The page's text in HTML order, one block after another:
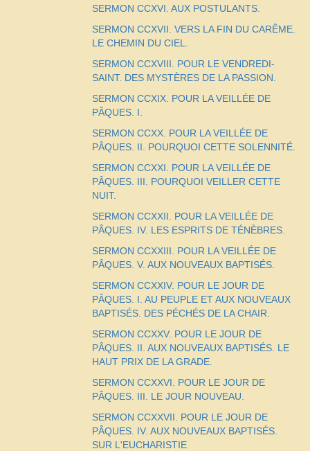
SERMON CCXVI. AUX POSTULANTS.
SERMON CCXVII. VERS LA FIN DU CARÊME.
LE CHEMIN DU CIEL.
SERMON CCXVIII. POUR LE VENDREDI-
SAINT. DES MYSTÈRES DE LA PASSION.
SERMON CCXIX. POUR LA VEILLÉE DE
PÂQUES. I.
SERMON CCXX. POUR LA VEILLÉE DE
PÂQUES. II. POURQUOI CETTE SOLENNITÉ.
SERMON CCXXI. POUR LA VEILLÉE DE
PÂQUES. III. POURQUOI VEILLER CETTE
NUIT.
SERMON CCXXII. POUR LA VEILLÉE DE
PÂQUES. IV. LES ESPRITS DE TÉNÈBRES.
SERMON CCXXIII. POUR LA VEILLÉE DE
PÂQUES. V. AUX NOUVEAUX BAPTISÉS.
SERMON CCXXIV. POUR LE JOUR DE
PÂQUES. I. AU PEUPLE ET AUX NOUVEAUX
BAPTISÉS. DES PÉCHÉS DE LA CHAIR.
SERMON CCXXV. POUR LE JOUR DE
PÂQUES. II. AUX NOUVEAUX BAPTISÉS. LE
HAUT PRIX DE LA GRADE.
SERMON CCXXVI. POUR LE JOUR DE
PÂQUES. III. LE JOUR NOUVEAU.
SERMON CCXXVII. POUR LE JOUR DE
PÂQUES. IV. AUX NOUVEAUX BAPTISÉS.
SUR L'EUCHARISTIE